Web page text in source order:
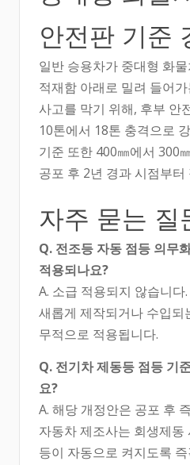
안전판 기준
일반 승용차가 중대형 화
적재함 아래로 밀려 들어
사고를 막기 위해, 후부 안
10톤에서 18톤 충격으로
기준 또한 400㎜에서 300
공포 후 2년 경과 시점부터
자주 묻는 질
Q. 전조등 자동 점등 의무
적용되나요?
A. 소급 적용되지 않습니
새롭게 제작되거나 수입되
무적으로 적용됩니다.
Q. 전기차 제동등 점등 기
요?
A. 해당 개정안은 공포 후
자동차 제조사는 회생제동
등이 자동으로 켜지도록